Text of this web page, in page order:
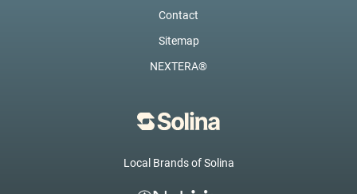
Contact
Sitemap
NEXTERA®
Local Brands of Solina